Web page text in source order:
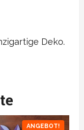
Deko.
ANGEBOT!